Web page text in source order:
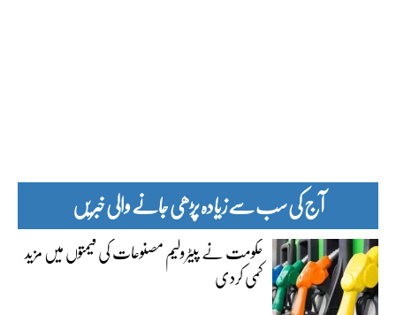
آج کی سب سے زیادہ پڑھی جانے والی خبریں
حکومت نے پیٹرولیم مصنوعات کی قیمتوں میں مزید
کمی کردی